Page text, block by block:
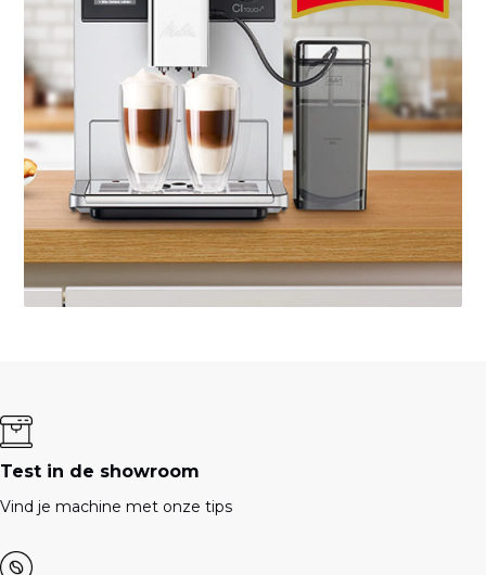
Test in de showroom
Vind je machine met onze tips